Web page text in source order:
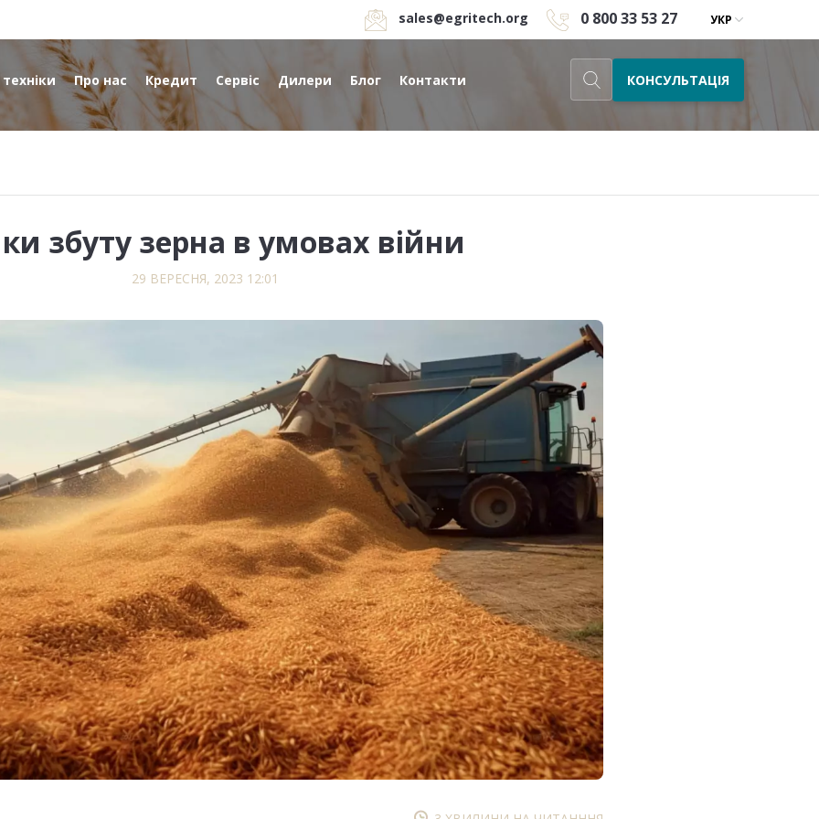
sales@egritech.org 0 800 33 53 27 УКР
Про нас Кредит Сервіс Дилери Блог Контакти КОНСУЛЬТАЦІЯ
збуту зерна в умовах війни
29 ВЕРЕСНЯ, 2023 12:01